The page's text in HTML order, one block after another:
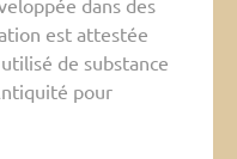
dans des
est attestée
de substance
pour